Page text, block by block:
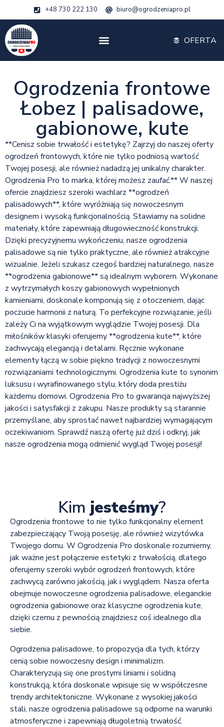
+48 730 222 130 biuro@ogrodzeniapro.pl
OFERTA
Ogrodzenia frontowe
Łobez | palisadowe,
gabionowe, kute
**Cenisz sobie trwałość i estetykę? Zajrzyj do naszej oferty
ogrodzeń frontowych, które nie tylko podniosą wartość
Twojej posesji, ale również nadadzą jej unikalny charakter.
Ogrodzenia Pro to marka, której możesz zaufać.** W naszej
ofercie znajdziesz szeroki wachlarz **ogrodzeń
palisadowych**, które wyróżniają się nowoczesnym
designem i wysoką funkcjonalnością. Stawiamy na solidne
materiały, które zapewniają długowieczność konstrukcji.
Dzięki precyzyjnemu wykończeniu, nasze ogrodzenia
palisadowe są nie tylko praktyczne, ale również atrakcyjne
wizualnie. Jeżeli szukasz czegoś bardziej naturalnego, nasze
**ogrodzenia gabionowe** są idealnym wyborem. Wykonane
z wytrzymałych koszy gabionowych wypełnionych
kamieniami, doskonale komponują się z otoczeniem, dając
poczucie harmonii z naturą. To perfekcyjne rozwiązanie, jeśli
zależy Ci na wyjątkowym wyglądzie Twojej posesji. Dla
miłośników klasyki oferujemy **ogrodzenia kute**, które
zachwycają elegancją i detalami. Ręcznie wykonane
elementy łączą w sobie piękno tradycji z nowoczesnymi
rozwiązaniami technologicznymi. Ogrodzenia kute to synonim
luksusu i wyrafinowanego stylu, który doda prestiżu
każdemu domowi. Ogrodzenia Pro to gwarancja najwyższej
jakości i satysfakcji z zakupu. Nasze produkty są starannie
przemyślane, aby sprostać nawet najbardziej wymagającym
oczekiwaniom. Sprawdź naszą ofertę już dziś i odkryj, jak
nasze ogrodzenia mogą odmienić wygląd Twojej posesji!
Kim jesteśmy?
Ogrodzenia frontowe to nie tylko funkcjonalny element
zabezpieczający Twoją posesję, ale również wizytówka
Twojego domu. W Ogrodzenia Pro doskonale rozumiemy,
jak ważne jest połączenie estetyki z trwałością, dlatego
oferujemy szeroki wybór ogrodzeń frontowych, które
zachwycą zarówno jakością, jak i wyglądem. Nasza oferta
obejmuje nowoczesne ogrodzenia palisadowe, eleganckie
ogrodzenia gabionowe oraz klasyczne ogrodzenia kute,
dzięki czemu z pewnością znajdziesz coś idealnego dla
siebie.
Ogrodzenia palisadowe, to propozycja dla tych, którzy
cenią sobie nowoczesny design i minimalizm.
Charakteryzują się one prostymi liniami i solidną
konstrukcją, która doskonale wpisuje się w współczesne
trendy architektoniczne. Wykonane z wysokiej jakości
stali, nasze ogrodzenia palisadowe są odporne na warunki
atmosferyczne i zapewniają długoletnią trwałość.